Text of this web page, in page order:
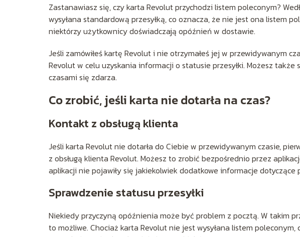
Zastanawiasz się, czy karta Revolut przychodzi listem poleconym?
wysyłana standardową przesyłką, co oznacza, że nie jest ona listem
niektórzy użytkownicy doświadczają opóźnień w dostawie.
Jeśli zamówiłeś kartę Revolut i nie otrzymałeś jej w przewidywanym
Revolut w celu uzyskania informacji o statusie przesyłki. Możesz także
czasami się zdarza.
Co zrobić, jeśli karta nie dotarła na czas?
Kontakt z obsługą klienta
Jeśli karta Revolut nie dotarła do Ciebie w przewidywanym czasie,
z obsługą klienta Revolut. Możesz to zrobić bezpośrednio przez
aplikacji nie pojawiły się jakiekolwiek dodatkowe informacje dotyczące
Sprawdzenie statusu przesyłki
Niekiedy przyczyną opóźnienia może być problem z pocztą. W takim
to możliwe. Chociaż karta Revolut nie jest wysyłana listem